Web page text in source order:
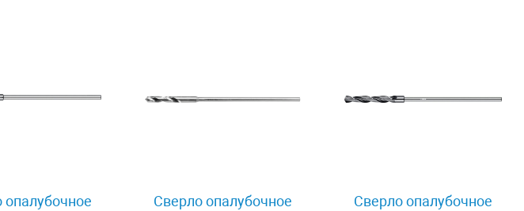
опалубочное
Сверло опалубочное
Сверло опалубочное